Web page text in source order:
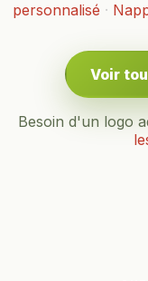
personnalisé ·
Voir
Besoin d'un logo